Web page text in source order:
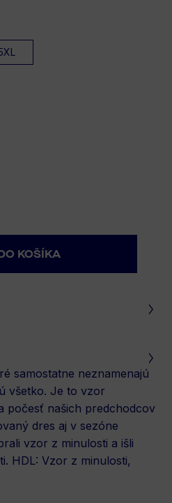
samostatne neznamenajú
všetko. Je to vzor
počesť našich predchodcov
dres aj v sezóne
vzor z minulosti a išli
HDL: Vzor z minulosti,